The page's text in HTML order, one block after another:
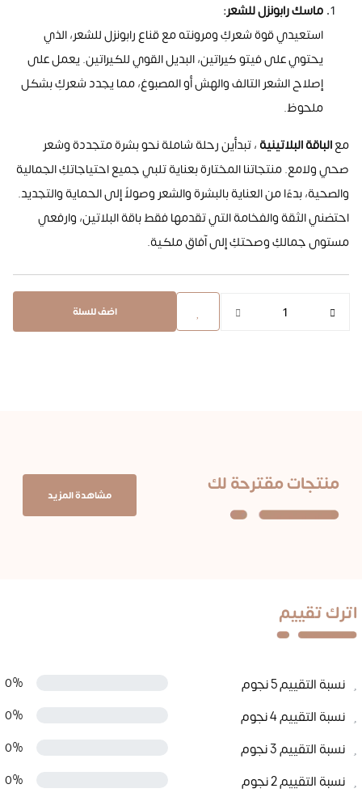
ماسك رابونزل للشعر:
استعيدي قوة شعركِ ومرونته مع قناع رابونزل للشعر، الذي
يحتوي على فيتو كيراتين، البديل القوي للكيراتين. يعمل على
إصلاح الشعر التالف والهش أو المصبوغ، مما يجدد شعركِ بشكل
ملحوظ.
معالباقة البلاتينية ، تبدأين رحلة شاملة نحو بشرة متجددة وشعر
صحي ولامع. منتجاتنا المختارة بعناية تلبي جميع احتياجاتكِ الجمالية
والصحية، بدءًا من العناية بالبشرة والشعر وصولاً إلى الحماية والتجديد.
احتضني الثقة والفخامة التي تقدمها فقط باقة البلاتين، وارفعي
مستوى جمالكِ وصحتكِ إلى آفاق ملكية.
اضف للسلة
منتجات مقترحة لك مشاهدة المزيد
اترك تقييم
نسبة التقييم 5 نجوم 0%
نسبة التقييم 4 نجوم 0%
نسبة التقييم 3 نجوم 0%
نسبة التقييم 2 نجوم 0%